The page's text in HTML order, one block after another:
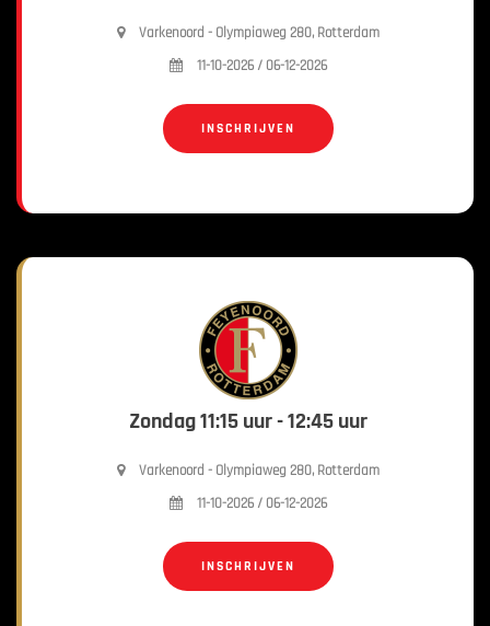
Varkenoord - Olympiaweg 280, Rotterdam
11-10-2026 / 06-12-2026
INSCHRIJVEN
Zondag 11:15 uur - 12:45 uur
Varkenoord - Olympiaweg 280, Rotterdam
11-10-2026 / 06-12-2026
INSCHRIJVEN